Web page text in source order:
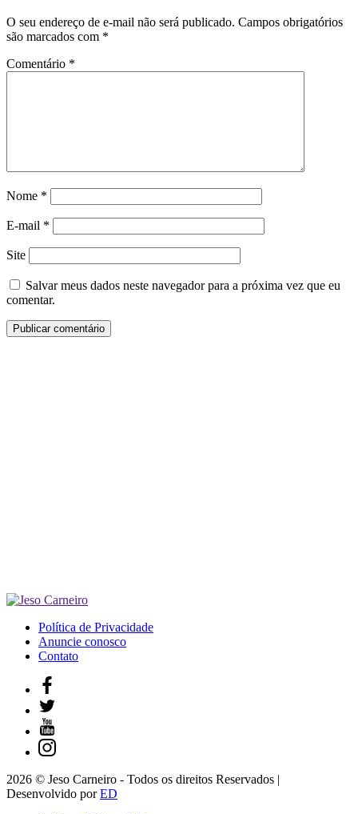
O seu endereço de e-mail não será publicado. Campos obrigatórios
são marcados com *
Comentário *
Nome *
E-mail *
Site
Salvar meus dados neste navegador para a próxima vez que eu
comentar.
Política de Privacidade
Anuncie conosco
Contato
2026 © Jeso Carneiro - Todos os direitos Reservados |
Desenvolvido porED